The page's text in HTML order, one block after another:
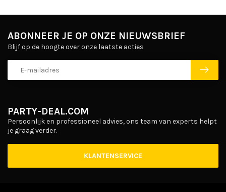
PARTY-DEAL.COM
Persoonlijk en professioneel advies, ons team van experts helpt
je graag verder.
KLANTENSERVICE
ABONNEER JE OP ONZE NIEUWSBRIEF
Blijf op de hoogte over onze laatste acties